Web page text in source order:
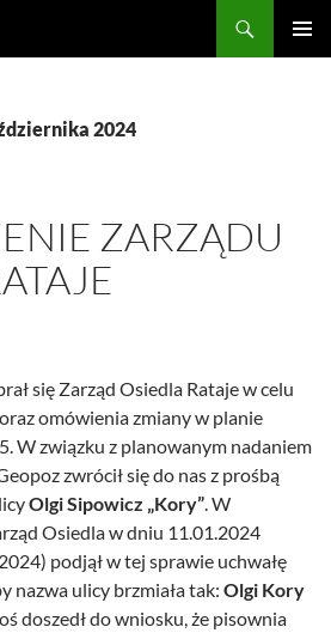
2024
ZARZĄDU
się Zarząd Osiedla Rataje w celu
omówienia zmiany w planie
W związku z planowanym nadaniem
zwrócił się do nas z prośbą
Olgi Sipowicz „Kory”. W
Osiedla w dniu 11.01.2024
podjął w tej sprawie uchwałę
nazwa ulicy brzmiała tak: Olgi Kory
doszedł do wniosku, że pisownia